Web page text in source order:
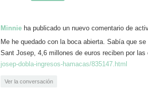
Minnie ha publicado un nuevo comentario de
Me he quedado con la boca abierta. Sabía que
Sant Josep, 4,6 millones de euros reciben por
josep-dobla-ingresos-hamacas/835147.html
Ver la conversación